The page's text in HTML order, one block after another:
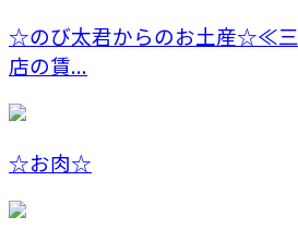
☆のび太君からのお土産☆≪三
店の賃...
☆お肉☆